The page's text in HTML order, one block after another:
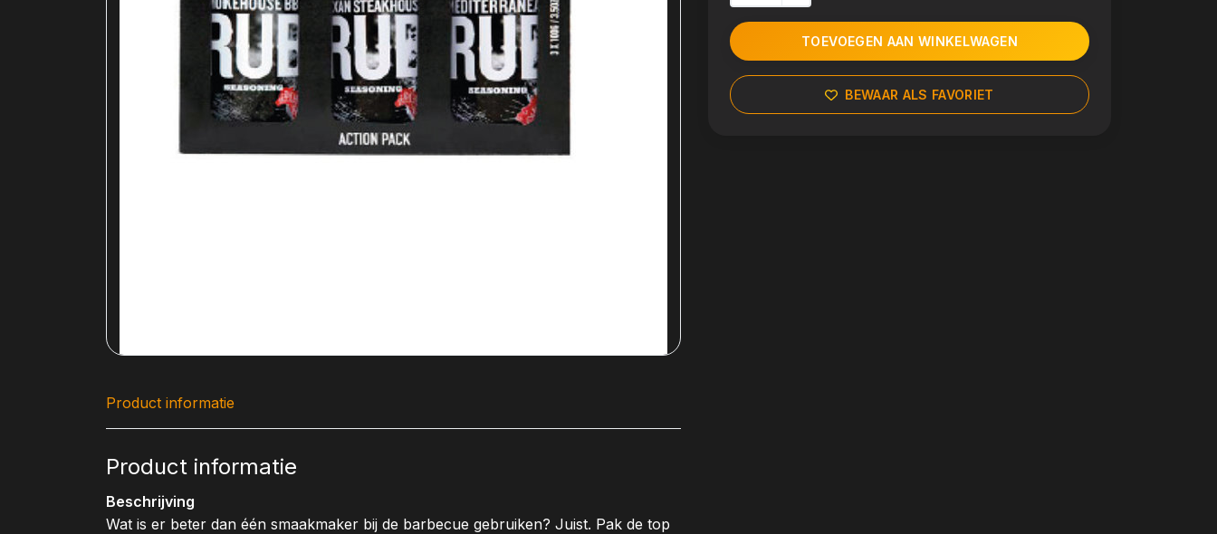
TOEVOEGEN AAN WINKELWAGEN
BEWAAR ALS FAVORIET
Product informatie
Product informatie
Beschrijving
Wat is er beter dan één smaakmaker bij de barbecue gebruiken? Juist. Pak de top